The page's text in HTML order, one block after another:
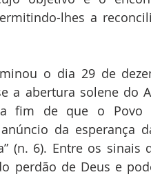
lhes a
o dia 29 de
a abertura solene do
fim de que o Povo
da esperança
(n. 6). Entre os
perdão de Deus e